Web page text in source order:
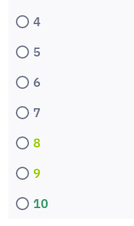
4
5
6
7
8
9
10